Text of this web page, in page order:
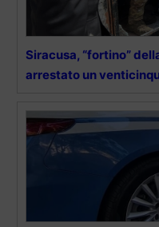
Siracusa, “fortino”
arrestato un